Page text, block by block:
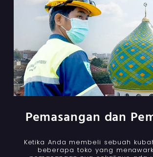
Pemasangan dan
Ketika Anda membeli sebuah
beberapa toko yang